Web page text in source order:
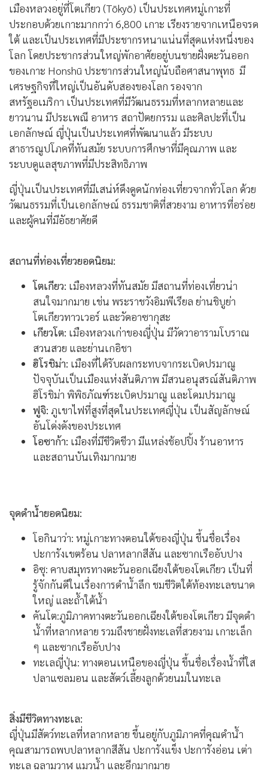
เมืองหลวงอยู่ที่โตเกียว (Tōkyō) เป็นประเทศหมู่เกาะที่
ประกอบด้วยเกาะมากกว่า 6,800 เกาะ เรียงรายจากเหนือจรด
ใต้ และเป็นประเทศที่มีประชากรหนาแน่นที่สุดแห่งหนึ่งของ
โลก โดยประชากรส่วนใหญ่พักอาศัยอยู่บนชายฝั่งตะวันออก
ของเกาะ Honshū ประชากรส่วนใหญ่นับถือศาสนาพุทธ มี
เศรษฐกิจที่ใหญ่เป็นอันดับสองของโลก รองจาก
สหรัฐอเมริกา เป็นประเทศที่มีวัฒนธรรมที่หลากหลายและ
ยาวนาน มีประเพณี อาหาร สถาปัตยกรรม และศิลปะที่เป็น
เอกลักษณ์ ญี่ปุ่นเป็นประเทศที่พัฒนาแล้ว มีระบบ
สาธารณูปโภคที่ทันสมัย ระบบการศึกษาที่มีคุณภาพ และ
ระบบดูแลสุขภาพที่มีประสิทธิภาพ
ญี่ปุ่นเป็นประเทศที่มีเสน่ห์ดึงดูดนักท่องเที่ยวจากทั่วโลก ด้วย
วัฒนธรรมที่เป็นเอกลักษณ์ ธรรมชาติที่สวยงาม อาหารที่อร่อย
และผู้คนที่มีอัธยาศัยดี
สถานที่ท่องเที่ยวยอดนิยม:
โตเกียว: เมืองหลวงที่ทันสมัย มีสถานที่ท่องเที่ยวน่า
สนใจมากมาย เช่น พระราชวังอิมพีเรียล ย่านชิบูย่า
โตเกียวทาวเวอร์ และวัดอาซากุสะ
เกียวโต: เมืองหลวงเก่าของญี่ปุ่น มีวัดวาอารามโบราณ
สวนสวย และย่านเกอิชา
ฮิโรชิม่า: เมืองที่ได้รับผลกระทบจากระเบิดปรมาณู
ปัจจุบันเป็นเมืองแห่งสันติภาพ มีสวนอนุสรณ์สันติภาพ
ฮิโรชิม่า พิพิธภัณฑ์ระเบิดปรมาณู และโดมปรมาณู
ฟูจิ: ภูเขาไฟที่สูงที่สุดในประเทศญี่ปุ่น เป็นสัญลักษณ์
อันโด่งดังของประเทศ
โอซาก้า: เมืองที่มีชีวิตชีวา มีแหล่งช้อปปิ้ง ร้านอาหาร
และสถานบันเทิงมากมาย
จุดดำน้ำยอดนิยม:
โอกินาว่า: หมู่เกาะทางตอนใต้ของญี่ปุ่น ขึ้นชื่อเรื่อง
ปะการังเขตร้อน ปลาหลากสีสัน และซากเรืออับปาง
อิซุ: คาบสมุทรทางตะวันออกเฉียงใต้ของโตเกียว เป็นที่
รู้จักกันดีในเรื่องการดำน้ำลึก ชมชีวิตใต้ท้องทะเลขนาด
ใหญ่ และถ้ำใต้น้ำ
คันโต:ภูมิภาคทางตะวันออกเฉียงใต้ของโตเกียว มีจุดดำ
น้ำที่หลากหลาย รวมถึงชายฝั่งทะเลที่สวยงาม เกาะเล็ก
ๆ และซากเรืออับปาง
ทะเลญี่ปุ่น: ทางตอนเหนือของญี่ปุ่น ขึ้นชื่อเรื่องน้ำที่ใส
ปลาแซลมอน และสัตว์เลี้ยงลูกด้วยนมในทะเล
สิ่งมีชีวิตทางทะเล:
ญี่ปุ่นมีสัตว์ทะเลที่หลากหลาย ขึ้นอยู่กับภูมิภาคที่คุณดำน้ำ
คุณสามารถพบปลาหลากสีสัน ปะการังแข็ง ปะการังอ่อน เต่า
ทะเล ฉลามวาฬ แมวน้ำ และอีกมากมาย